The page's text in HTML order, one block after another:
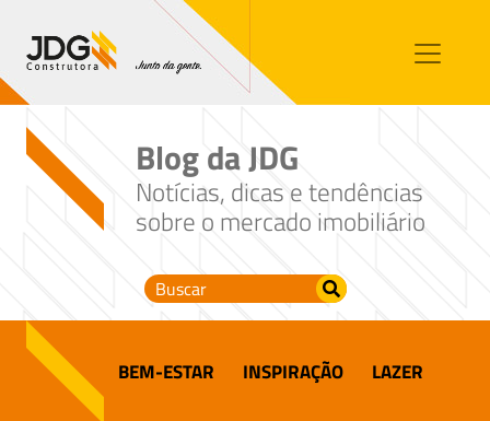
Contato
Sobre nós
Blog
Blog da JDG
Notícias, dicas e tendências
sobre o mercado imobiliário
BEM-ESTAR INSPIRAÇÃO LAZER